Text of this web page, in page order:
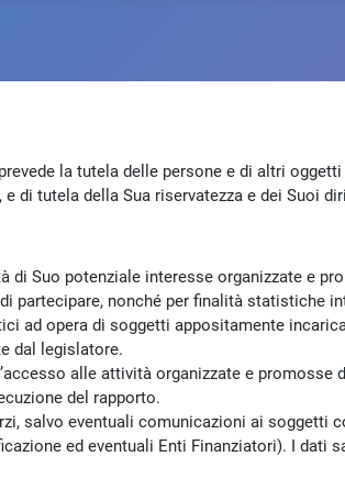
prevede la tutela delle persone e di altri
di tutela della Sua riservatezza e dei Suoi
Suo potenziale interesse organizzate e
partecipare, nonché per finalità statistiche
ad opera di soggetti appositamente
dal legislatore.
alle attività organizzate e promosse
del rapporto.
salvo eventuali comunicazioni ai soggetti
ed eventuali Enti Finanziatori). I dati